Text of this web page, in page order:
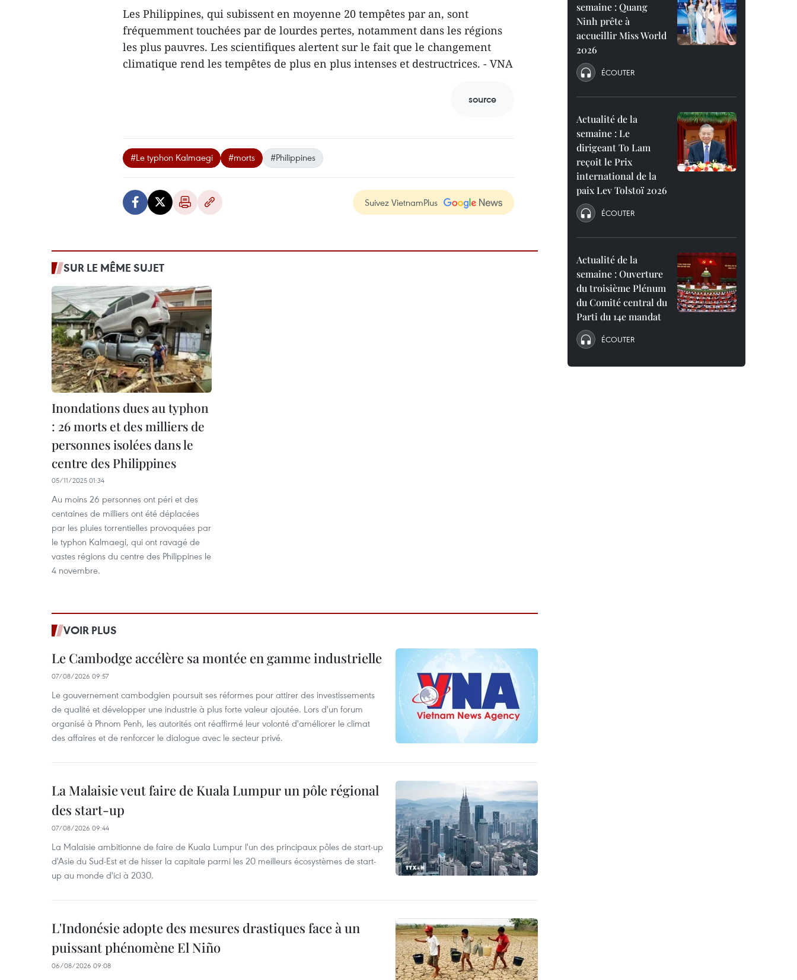
Les Philippines, qui subissent en moyenne 20 tempêtes par an, sont
fréquemment touchées par de lourdes pertes, notamment dans les régions
les plus pauvres. Les scientifiques alertent sur le fait que le changement
climatique rend les tempêtes de plus en plus intenses et destructrices. - VNA
source
#Le typhon Kalmaegi #morts #Philippines
Suivez VietnamPlus
SUR LE MÊME SUJET
Inondations dues au typhon
: 26 morts et des milliers de
personnes isolées dans le
centre des Philippines
05/11/2025 01:34
Au moins 26 personnes ont péri et des
centaines de milliers ont été déplacées
par les pluies torrentielles provoquées par
le typhon Kalmaegi, qui ont ravagé de
vastes régions du centre des Philippines le
4 novembre.
VOIR PLUS
Le Cambodge accélère sa montée en gamme industrielle
07/08/2026 09:57
Le gouvernement cambodgien poursuit ses réformes pour attirer des investissements
de qualité et développer une industrie à plus forte valeur ajoutée. Lors d'un forum
organisé à Phnom Penh, les autorités ont réaffirmé leur volonté d'améliorer le climat
des affaires et de renforcer le dialogue avec le secteur privé.
La Malaisie veut faire de Kuala Lumpur un pôle régional
des start-up
07/08/2026 09:44
La Malaisie ambitionne de faire de Kuala Lumpur l'un des principaux pôles de start-up
d'Asie du Sud-Est et de hisser la capitale parmi les 20 meilleurs écosystèmes de start-
up au monde d'ici à 2030.
L'Indonésie adopte des mesures drastiques face à un
puissant phénomène El Niño
06/08/2026 09:08
semaine : Quang
Ninh prête à
accueillir Miss World
2026
ÉCOUTER
Actualité de la
semaine : Le
dirigeant To Lam
reçoit le Prix
international de la
paix Lev Tolstoï 2026
ÉCOUTER
Actualité de la
semaine : Ouverture
du troisième Plénum
du Comité central du
Parti du 14e mandat
ÉCOUTER